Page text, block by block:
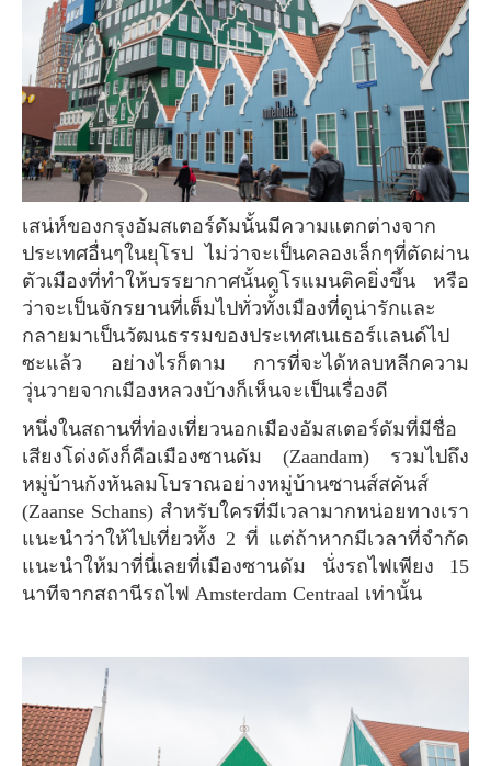
เสน่ห์ของกรุงอัมสเตอร์ดัมนั้นมีความแตกต่างจาก
ประเทศอื่นๆในยุโรป ไม่ว่าจะเป็นคลองเล็กๆที่ตัดผ่าน
ตัวเมืองที่ทำให้บรรยากาศนั้นดูโรแมนติคยิ่งขึ้น หรือ
ว่าจะเป็นจักรยานที่เต็มไปทั่วทั้งเมืองที่ดูน่ารักและ
กลายมาเป็นวัฒนธรรมของประเทศเนเธอร์แลนด์ไป
ซะแล้ว อย่างไรก็ตาม การที่จะได้หลบหลีกความ
วุ่นวายจากเมืองหลวงบ้างก็เห็นจะเป็นเรื่องดี
หนึ่งในสถานที่ท่องเที่ยวนอกเมืองอัมสเตอร์ดัมที่มีชื่อ
เสียงโด่งดังก็คือเมืองซานดัม (Zaandam) รวมไปถึง
หมู่บ้านกังหันลมโบราณอย่างหมู่บ้านซานส์สคันส์
(Zaanse Schans) สำหรับใครที่มีเวลามากหน่อยทางเรา
แนะนำว่าให้ไปเที่ยวทั้ง 2 ที่ แต่ถ้าหากมีเวลาที่จำกัด
แนะนำให้มาที่นี่เลยที่เมืองซานดัม นั่งรถไฟเพียง 15
นาทีจากสถานีรถไฟ Amsterdam Centraal เท่านั้น